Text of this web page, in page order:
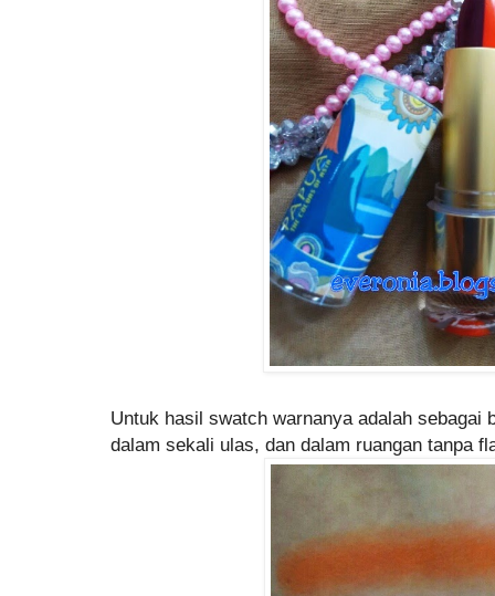
Untuk hasil swatch warnanya adalah sebagai
dalam sekali ulas, dan dalam ruangan tanpa